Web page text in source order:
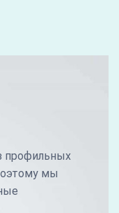
профильных
мы